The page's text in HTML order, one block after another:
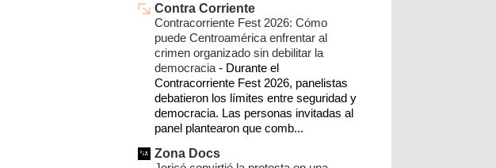
►09/26/21 - 10/03/21(1)
►09/05/21 - 09/12/21(1)
▼08/29/21 - 09/05/21
En Oaxaca han asesinado
violentamente a 334 niñas ...
Coatlán Mixe impulsa un Centro de
Arte y Cultura e...
crónica
clima ixtaltepec
chimalapas
salud
san dionisio del mar
cnte
méxico política
álvaro obregón
matias romero
imagenes
organizaciones sociales
goboax
Contra Corriente
Contracorriente Fest 2026: Cómo
puede Centroamérica enfrentar al
crimen organizado sin debilitar la
democracia - Durante el
Contracorriente Fest 2026, panelistas
debatieron los límites entre seguridad y
democracia. Las personas invitadas al
panel plantearon que comb...
Zona Docs